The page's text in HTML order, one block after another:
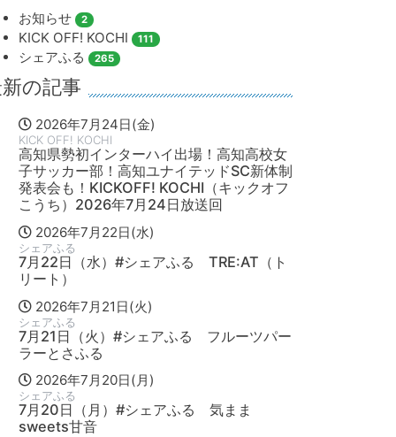
お知らせ 2
KICK OFF! KOCHI 111
シェアふる 265
の記事
2026年7月24日(金)
KICK OFF! KOCHI
高知県勢初インターハイ出場！高知高校女
子サッカー部！高知ユナイテッドSC新体制
発表会も！KICKOFF! KOCHI（キックオフ
こうち）2026年7月24日放送回
2026年7月22日(水)
シェアふる
7月22日（水）#シェアふる TRE:AT（ト
リート）
2026年7月21日(火)
シェアふる
7月21日（火）#シェアふる フルーツパー
ラーとさふる
2026年7月20日(月)
シェアふる
7月20日（月）#シェアふる 気まま
sweets甘音